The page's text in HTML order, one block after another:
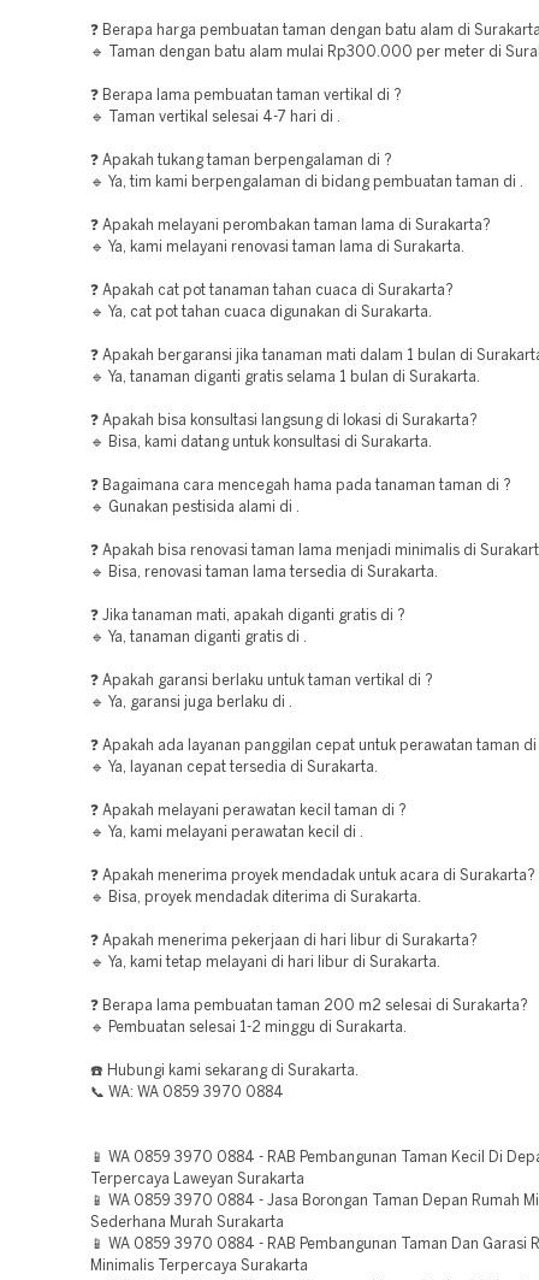
❓ Berapa harga pembuatan taman dengan batu alam di
🔹 Taman dengan batu alam mulai Rp300.000 per meter di
❓ Berapa lama pembuatan taman vertikal di ?
🔹 Taman vertikal selesai 4-7 hari di .
❓ Apakah tukang taman berpengalaman di ?
🔹 Ya, tim kami berpengalaman di bidang pembuatan taman di .
❓ Apakah melayani perombakan taman lama di Surakarta?
🔹 Ya, kami melayani renovasi taman lama di Surakarta.
❓ Apakah cat pot tanaman tahan cuaca di Surakarta?
🔹 Ya, cat pot tahan cuaca digunakan di Surakarta.
❓ Apakah bergaransi jika tanaman mati dalam 1 bulan di
🔹 Ya, tanaman diganti gratis selama 1 bulan di Surakarta.
❓ Apakah bisa konsultasi langsung di lokasi di Surakarta?
🔹 Bisa, kami datang untuk konsultasi di Surakarta.
❓ Bagaimana cara mencegah hama pada tanaman taman di ?
🔹 Gunakan pestisida alami di .
❓ Apakah bisa renovasi taman lama menjadi minimalis di
🔹 Bisa, renovasi taman lama tersedia di Surakarta.
❓ Jika tanaman mati, apakah diganti gratis di ?
🔹 Ya, tanaman diganti gratis di .
❓ Apakah garansi berlaku untuk taman vertikal di ?
🔹 Ya, garansi juga berlaku di .
❓ Apakah ada layanan panggilan cepat untuk perawatan taman
🔹 Ya, layanan cepat tersedia di Surakarta.
❓ Apakah melayani perawatan kecil taman di ?
🔹 Ya, kami melayani perawatan kecil di .
❓ Apakah menerima proyek mendadak untuk acara di Surakarta?
🔹 Bisa, proyek mendadak diterima di Surakarta.
❓ Apakah menerima pekerjaan di hari libur di Surakarta?
🔹 Ya, kami tetap melayani di hari libur di Surakarta.
❓ Berapa lama pembuatan taman 200 m2 selesai di Surakarta?
🔹 Pembuatan selesai 1-2 minggu di Surakarta.
☎️ Hubungi kami sekarang di Surakarta.
📞 WA: WA 0859 3970 0884
📱 WA 0859 3970 0884 - RAB Pembangunan Taman Kecil Di
Terpercaya Laweyan Surakarta
📱 WA 0859 3970 0884 - Jasa Borongan Taman Depan Rumah
Sederhana Murah Surakarta
📱 WA 0859 3970 0884 - RAB Pembangunan Taman Dan Garasi
Minimalis Terpercaya Surakarta